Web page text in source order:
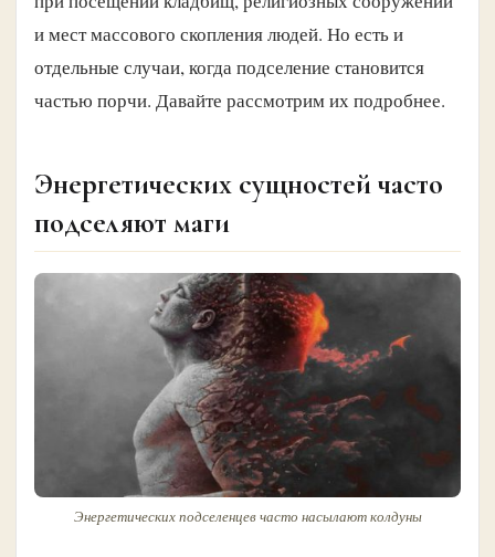
и мест массового скопления людей. Но есть и
отдельные случаи, когда подселение становится
частью порчи. Давайте рассмотрим их подробнее.
Энергетических сущностей часто
подселяют маги
Энергетических подселенцев часто насылают колдуны